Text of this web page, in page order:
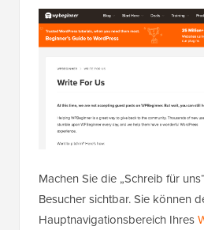
Machen Sie die „Schreib für
Besucher sichtbar. Sie können
Hauptnavigationsbereich Ihres